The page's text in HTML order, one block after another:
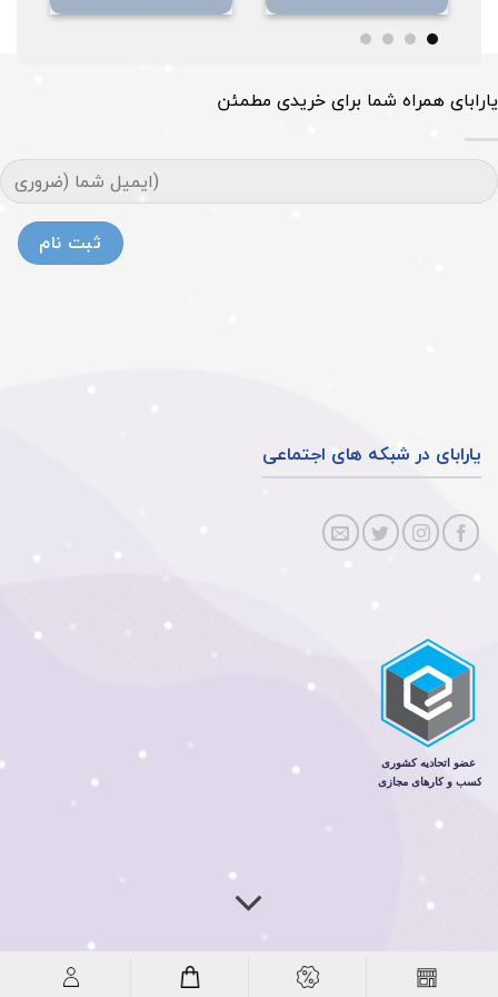
یارابای همراه شما برای خریدی مطمئن
یارابای در شبکه های اجتماعی
طراحی و توسعه: زهرا هاشمی زاده